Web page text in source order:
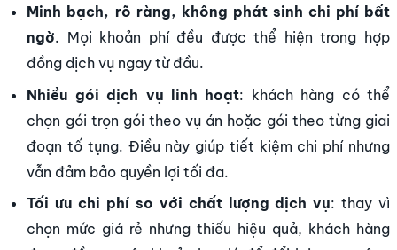
Minh bạch, rõ ràng, không phát sinh chi phí bất
ngờ. Mọi khoản phí đều được thể hiện trong hợp
đồng dịch vụ ngay từ đầu.
Nhiều gói dịch vụ linh hoạt: khách hàng có thể
chọn gói trọn gói theo vụ án hoặc gói theo từng giai
đoạn tố tụng. Điều này giúp tiết kiệm chi phí nhưng
vẫn đảm bảo quyền lợi tối đa.
Tối ưu chi phí so với chất lượng dịch vụ: thay vì
chọn mức giá rẻ nhưng thiếu hiệu quả, khách hàng